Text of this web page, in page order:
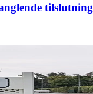
tilslutning